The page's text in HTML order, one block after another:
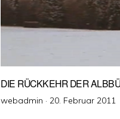
DIE RÜCKKEHR DER
webadmin · Veröffentlicht
20. Februar 2011